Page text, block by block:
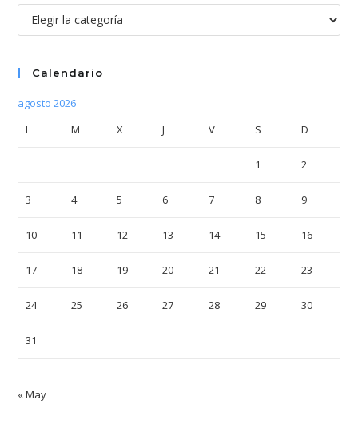
Categorías
Calendario
agosto 2026
L
M X J V S D
1 2
3 4 5 6 7 8 9
10 11 12 13 14 15 16
17 18 19 20 21 22 23
24 25 26 27 28 29 30
31
« May